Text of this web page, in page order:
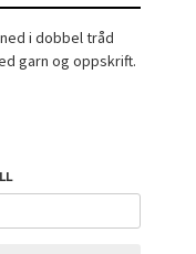
i dobbel tråd
garn og oppskrift.